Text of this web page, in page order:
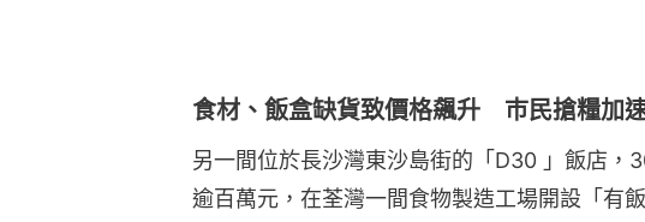
食材、飯盒缺貨致價格飆升 巿民搶糧加
另一間位於長沙灣東沙島街的「D30 」飯店，
逾百萬元，在荃灣一間食物製造工場開設「有